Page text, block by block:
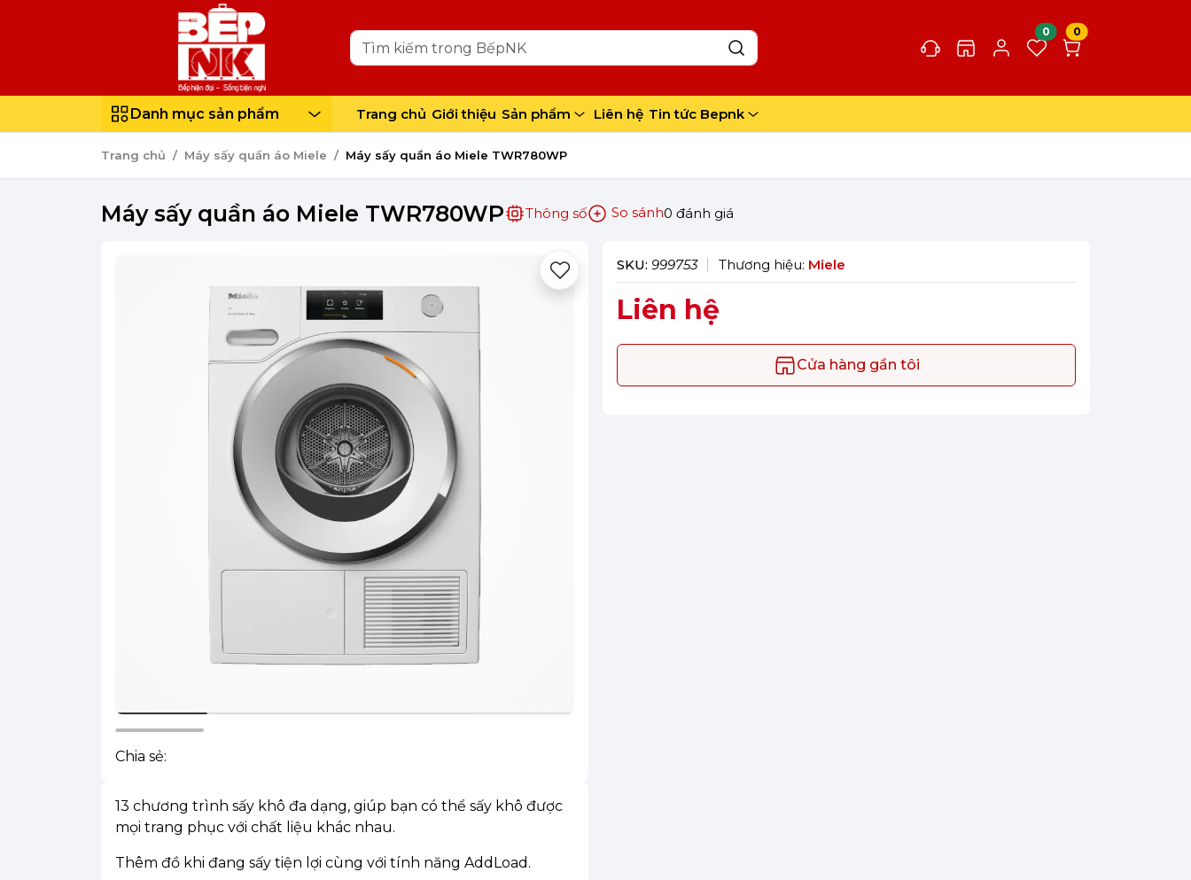
0 0
Danh mục sản phẩm Trang chủ Giới thiệu Sản phẩm Liên hệ Tin tức Bepnk
Trang chủ Máy sấy quần áo Miele Máy sấy quần áo Miele TWR780WP
Máy sấy quần áo Miele TWR780WP Thông số So sánh0 đánh giá
Chia sẻ:
13 chương trình sấy khô đa dạng, giúp bạn có thể sấy khô được
mọi trang phục với chất liệu khác nhau.
Thêm đồ khi đang sấy tiện lợi cùng với tính năng AddLoad.
SKU: 999753 Thương hiệu: Miele
Liên hệ
Cửa hàng gần tôi